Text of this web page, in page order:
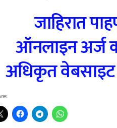
जाहिरात
ऑनलाइन अर्ज
अधिकृत वेबसाइट